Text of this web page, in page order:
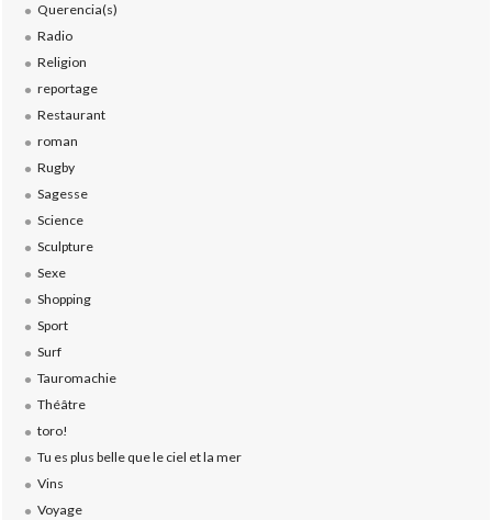
Querencia(s)
Radio
Religion
reportage
Restaurant
roman
Rugby
Sagesse
Science
Sculpture
Sexe
Shopping
Sport
Surf
Tauromachie
Théâtre
toro!
Tu es plus belle que le ciel et la mer
Vins
Voyage